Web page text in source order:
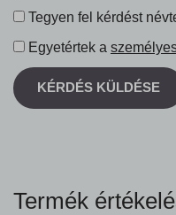
Tegyen fel kérdést
Egyetértek a
KÉRDÉS KÜLDÉSE
Termék